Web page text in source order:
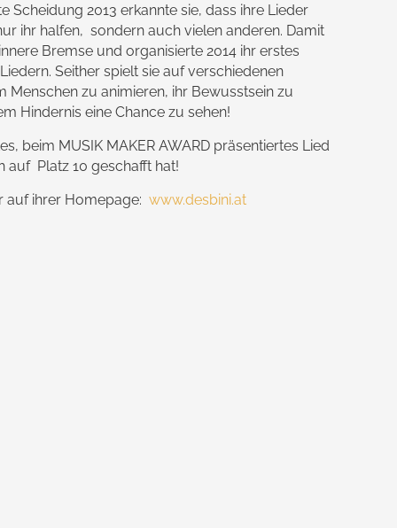
Scheidung 2013 erkannte sie, dass ihre Lieder
ihr halfen, sondern auch vielen anderen. Damit
Bremse und organisierte 2014 ihr erstes
Seither spielt sie auf verschiedenen
Menschen zu animieren, ihr Bewusstsein zu
Hindernis eine Chance zu sehen!
beim MUSIK MAKER AWARD präsentiertes Lied
auf Platz 10 geschafft hat!
auf ihrer Homepage: www.desbini.at